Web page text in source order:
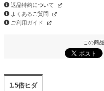
返品特約について
よくあるご質問
ご利用ガイド
この商
1.5倍ヒダ